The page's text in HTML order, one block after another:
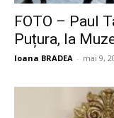
FOTO – Paul
Puțura, la
Ioana BRADEA - mai 9,